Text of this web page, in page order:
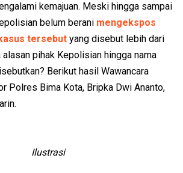
kemajuan. Meski hingga sampai
belum berani mengekspos
tersebut yang disebut lebih dari
alasan pihak Kepolisian hingga nama
Berikut hasil Wawancara
Polres Bima Kota, Bripka Dwi Ananto,
Ilustrasi